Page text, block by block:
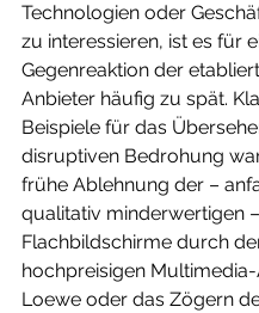
Technologien oder
zu interessieren, ist es für
Gegenreaktion der
Anbieter häufig zu spät.
Beispiele für das
disruptiven Bedrohung
frühe Ablehnung der –
qualitativ minderwertigen –
Flachbildschirme durch
hochpreisigen
Loewe oder das Zögern